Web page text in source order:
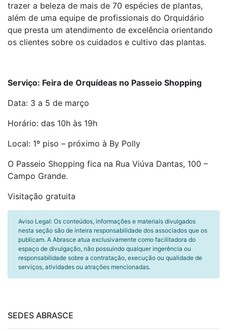
trazer a beleza de mais de 70 espécies de plantas,
além de uma equipe de profissionais do Orquidário
que presta um atendimento de excelência orientando
os clientes sobre os cuidados e cultivo das plantas.
Serviço: Feira de Orquídeas no Passeio Shopping
Data: 3 a 5 de março
Horário: das 10h às 19h
Local: 1º piso – próximo à By Polly
O Passeio Shopping fica na Rua Viúva Dantas, 100 –
Campo Grande.
Visitação gratuita
Aviso Legal: Os conteúdos, informações e materiais divulgados
nesta seção são de inteira responsabilidade dos associados que os
publicam. A Abrasce atua exclusivamente como facilitadora do
espaço de divulgação, não possuindo qualquer ingerência ou
responsabilidade sobre a contratação, execução ou qualidade de
serviços, atividades ou atrações mencionadas.
SEDES ABRASCE